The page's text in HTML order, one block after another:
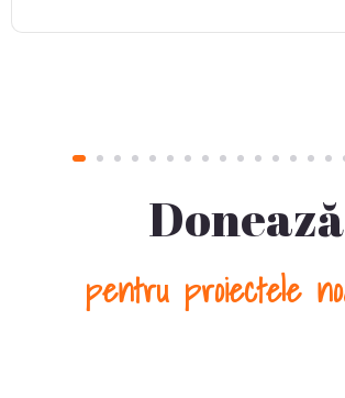
Donează
pentru proiectele